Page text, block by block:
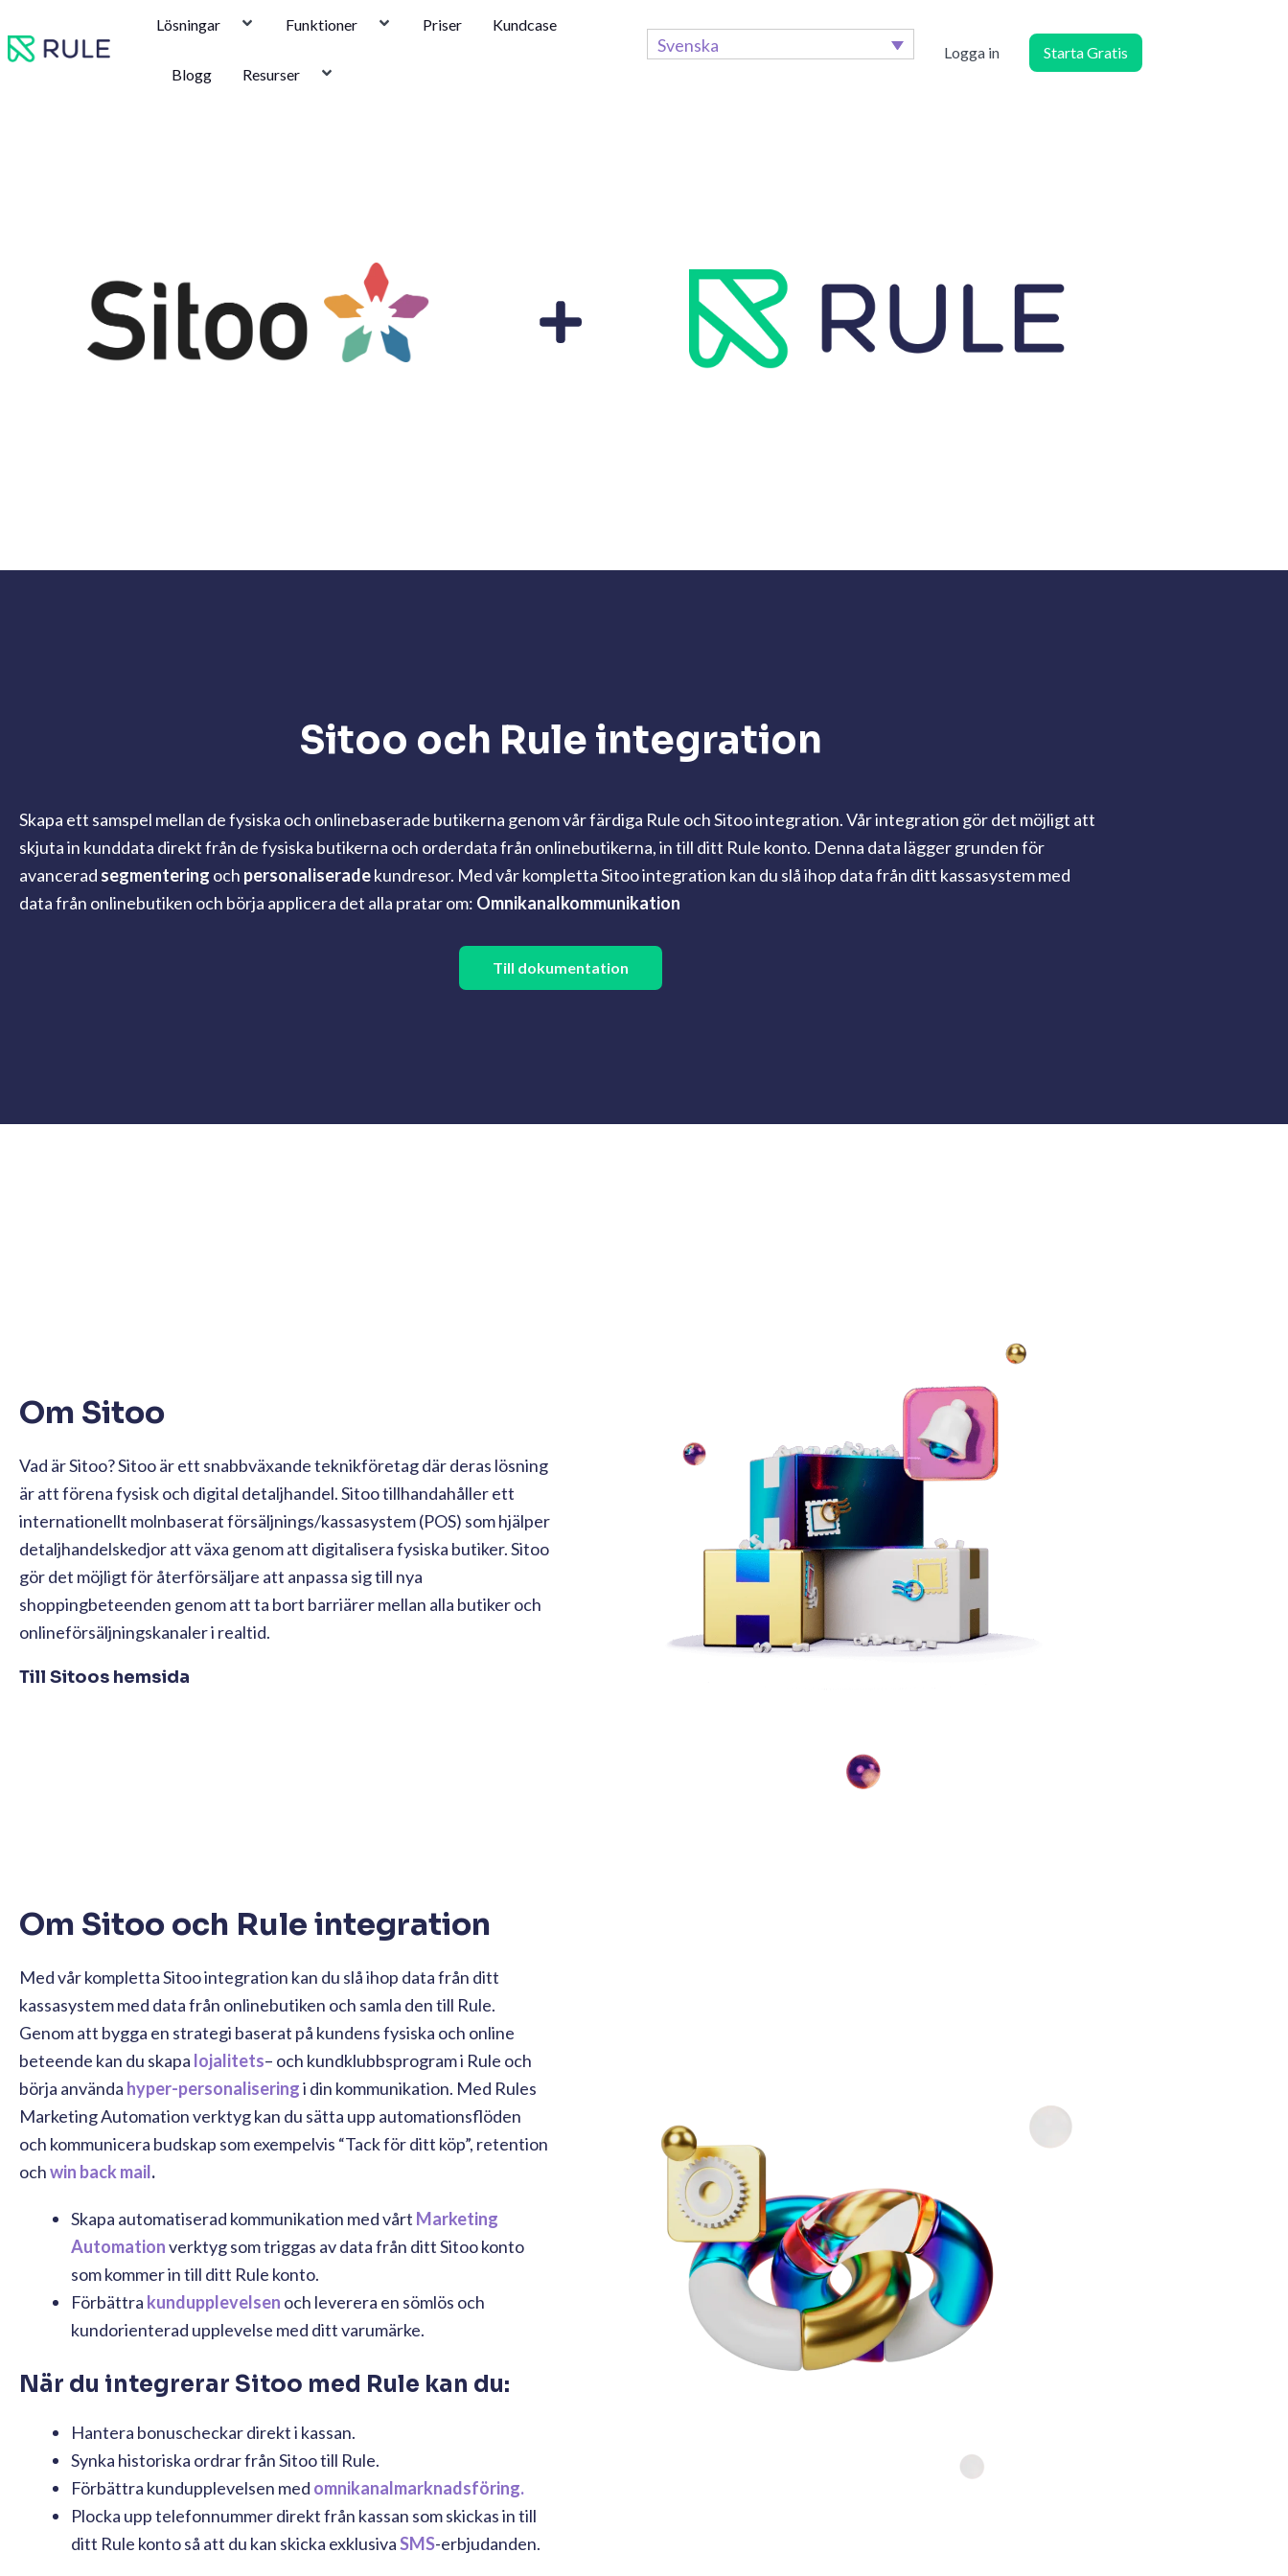
till
innehåll
Lösningar Funktioner Priser Kundcase
Blogg Resurser
Svenska Logga in Starta Gratis
Sitoo och Rule integration
Skapa ett samspel mellan de fysiska och onlinebaserade butikerna genom vår färdiga Rule och Sitoo integration. Vår integration gör det möjligt att
skjuta in kunddata direkt från de fysiska butikerna och orderdata från onlinebutikerna, in till ditt Rule konto. Denna data lägger grunden för
avancerad segmentering och personaliseradekundresor. Med vår kompletta Sitoo integration kan du slå ihop data från ditt kassasystem med
data från onlinebutiken och börja applicera det alla pratar om: Omnikanalkommunikation
Till dokumentation
Om Sitoo
Vad är Sitoo? Sitoo är ett snabbväxande teknikföretag där deras lösning
är att förena fysisk och digital detaljhandel. Sitoo tillhandahåller ett
internationellt molnbaserat försäljnings/kassasystem (POS) som hjälper
detaljhandelskedjor att växa genom att digitalisera fysiska butiker. Sitoo
gör det möjligt för återförsäljare att anpassa sig till nya
shoppingbeteenden genom att ta bort barriärer mellan alla butiker och
onlineförsäljningskanaler i realtid.
Till Sitoos hemsida
Om Sitoo och Rule integration
Med vår kompletta Sitoo integration kan du slå ihop data från ditt
kassasystem med data från onlinebutiken och samla den till Rule.
Genom att bygga en strategi baserat på kundens fysiska och online
beteende kan du skapa lojalitets– och kundklubbsprogram i Rule och
börja använda hyper-personaliseringi din kommunikation. Med Rules
Marketing Automation verktyg kan du sätta upp automationsflöden
och kommunicera budskap som exempelvis “Tack för ditt köp”, retention
ochwin back mail.
Skapa automatiserad kommunikation med vårt Marketing
Automationverktyg som triggas av data från ditt Sitoo konto
som kommer in till ditt Rule konto.
Förbättra kundupplevelsen och leverera en sömlös och
kundorienterad upplevelse med ditt varumärke.
När du integrerar Sitoo med Rule kan du:
Hantera bonuscheckar direkt i kassan.
Synka historiska ordrar från Sitoo till Rule.
Förbättra kundupplevelsen med omnikanalmarknadsföring.
Plocka upp telefonnummer direkt från kassan som skickas in till
ditt Rule konto så att du kan skicka exklusivaSMS-erbjudanden.